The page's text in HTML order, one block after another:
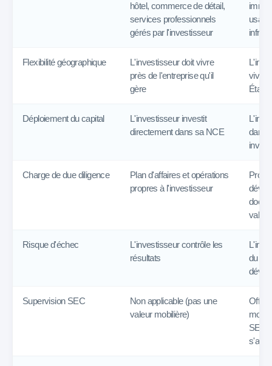
hôtel, commerce de détail,
services professionnels
gérés par l'investisseur
Flexibilité géographique
L'investisseur doit vivre
près de l'entreprise qu'il
gère
vivre
Déploiement du capital
L'investisseur investit
directement dans sa NCE
dans
Charge de due diligence
Plan d'affaires et opérations
propres à l'investisseur
Risque d'échec
L'investisseur contrôle les
résultats
du
Supervision SEC
Non applicable (pas une
valeur mobilière)
Offre
SEC